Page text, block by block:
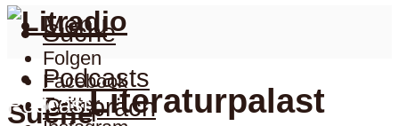
Folgen
Facebook
Twitter
Menu
Suche
Suche
Podcasts
Gespräch
PodcastLiteraturpalast